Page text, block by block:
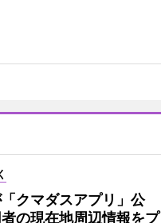
クマダスアプリ」公
の現在地周辺情報をプ